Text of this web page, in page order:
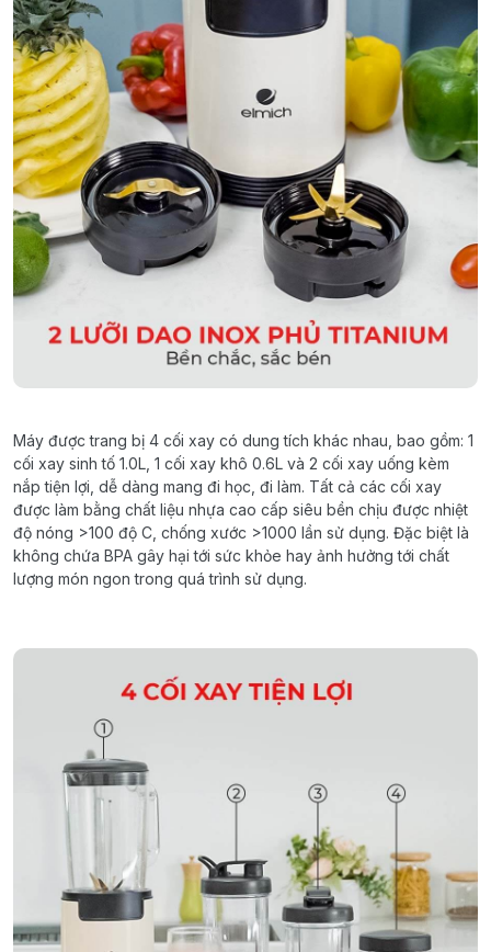
Máy được trang bị 4 cối xay có dungtích khác nhau , bao gồm: 1
cối xay sinh tố 1.0L , 1 cối xay khô 0.6L và 2 cối xay uống kèm
nắp tiện lợi dễ dàng mang đi học đi làm. Tất cả các cối xay
được làm bằng chất liệu nhựa cao cấp siêu bền chịu được nhiệt
độ nóng >100 độ C, chống xước >1000 lần sử dụng. Đặc biệt là
không chứa BPA gây hại tới sức khỏe hay ảnh hưởng tới chất
lượng món ngon trong quá trình sử dụng.